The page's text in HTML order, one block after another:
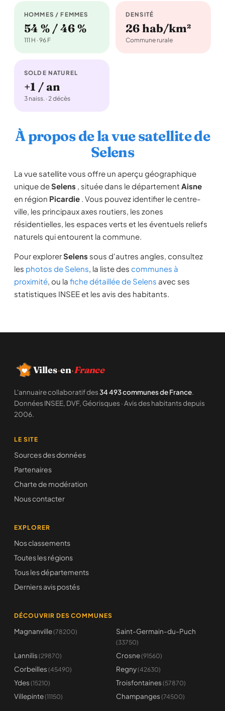
HOMMES / FEMMES
54 % / 46 %
111 H · 96 F
DENSITÉ
26 hab/km²
Commune rurale
SOLDE NATUREL
+1 / an
3 naiss. · 2 décès
À propos de la vue satellite de
Selens
La vue satellite vous offre un aperçu géographique
unique deSelens , située dans le département Aisne
en région Picardie . Vous pouvez identifier le centre-
ville, les principaux axes routiers, les zones
résidentielles, les espaces verts et les éventuels reliefs
naturels qui entourent la commune.
Pour explorerSelens sous d'autres angles, consultez
les photos de Selens, la liste des communes à
proximité, ou la fiche détaillée de Selens avec ses
statistiques INSEE et les avis des habitants.
Villes·en·France
L'annuaire collaboratif des34 493 communes de France.
Données INSEE, DVF, Géorisques · Avis des habitants depuis
2006.
LE SITE
Sources des données
Partenaires
Charte de modération
Nous contacter
EXPLORER
Nos classements
Toutes les régions
Tous les départements
Derniers avis postés
DÉCOUVRIR DES COMMUNES
Magnanville(78200) Saint-Germain-du-Puch
(33750)
Lannilis (29870) Crosne(91560)
Corbeilles (45490) Regny(42630)
Ydes (15210) Troisfontaines (57870)
Villepinte(11150) Champanges (74500)